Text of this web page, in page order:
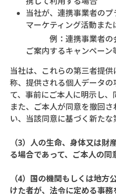
当社が、連携事業者の
マーケティング活動ま
例：連携事業者の会
ご案内するキャンペーン
当社は、これらの第三者提
称、提供される個人データ
て、事前にご本人に明示し、
また、ご本人が同意を撤回
い、当該同意に基づく新たな
（3）人の生命、身体又は財
る場合であって、 ご本人の同
（4）国の機関もしくは地方
けた者が、法令に定める事